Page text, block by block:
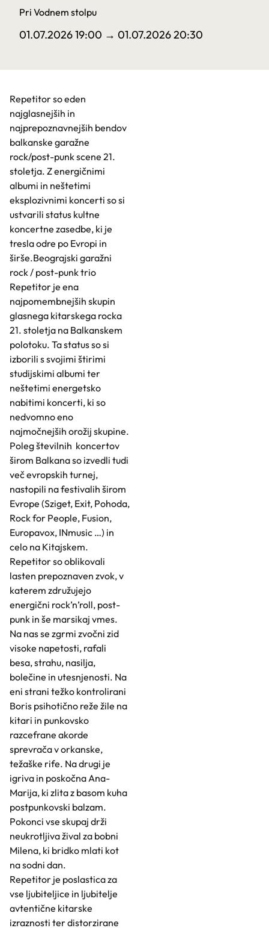
Pri Vodnem stolpu
01.07.2026 19:00 → 01.07.2026 20:30
Repetitor so eden
najglasnejših in
najprepoznavnejših bendov
balkanske garažne
rock/post-punk scene 21.
stoletja. Z energičnimi
albumi in neštetimi
eksplozivnimi koncerti so si
ustvarili status kultne
koncertne zasedbe, ki je
tresla odre po Evropi in
širše.Beograjski garažni
rock / post-punk trio
Repetitor je ena
najpomembnejših skupin
glasnega kitarskega rocka
21. stoletja na Balkanskem
polotoku. Ta status so si
izborili s svojimi štirimi
studijskimi albumi ter
neštetimi energetsko
nabitimi koncerti, ki so
nedvomno eno
najmočnejših orožij skupine.
Poleg številnih koncertov
širom Balkana so izvedli tudi
več evropskih turnej,
nastopili na festivalih širom
Evrope (Sziget, Exit, Pohoda,
Rock for People, Fusion,
Europavox, INmusic …) in
celo na Kitajskem.
Repetitor so oblikovali
lasten prepoznaven zvok, v
katerem združujejo
energični rock’n’roll, post-
punk in še marsikaj vmes.
Na nas se zgrmi zvočni zid
visoke napetosti, rafali
besa, strahu, nasilja,
bolečine in utesnjenosti. Na
eni strani težko kontrolirani
Boris psihotično reže žile na
kitari in punkovsko
razcefrane akorde
sprevrača v orkanske,
težaške rife. Na drugi je
igriva in poskočna Ana-
Marija, ki zlita z basom kuha
postpunkovski balzam.
Pokonci vse skupaj drži
neukrotljiva žival za bobni
Milena, ki bridko mlati kot
na sodni dan.
Repetitor je poslastica za
vse ljubiteljice in ljubitelje
avtentične kitarske
izraznosti ter distorzirane